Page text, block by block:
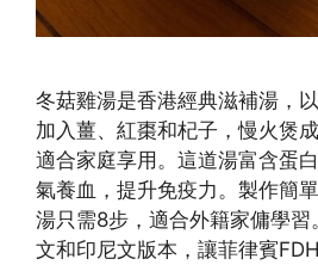
冬菇雞湯是香港經典滋補湯，
加入薑、紅棗和杞子，慢火煲
適合家庭享用。這道湯富含蛋
氣養血，提升免疫力。製作簡
湯只需8步，適合外籍家傭學
文和印尼文版本，讓菲律賓